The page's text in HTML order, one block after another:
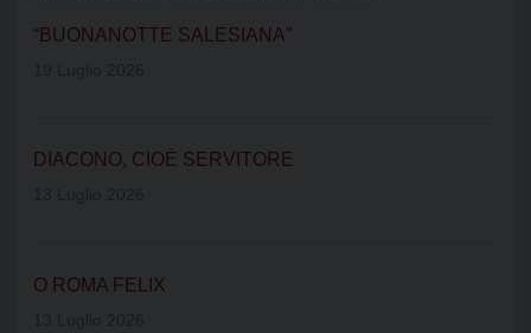
“BUONANOTTE SALESIANA”
DIACONO, CIOÈ SERVITORE
O ROMA FELIX